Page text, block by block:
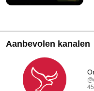
Aanbevolen kanalen